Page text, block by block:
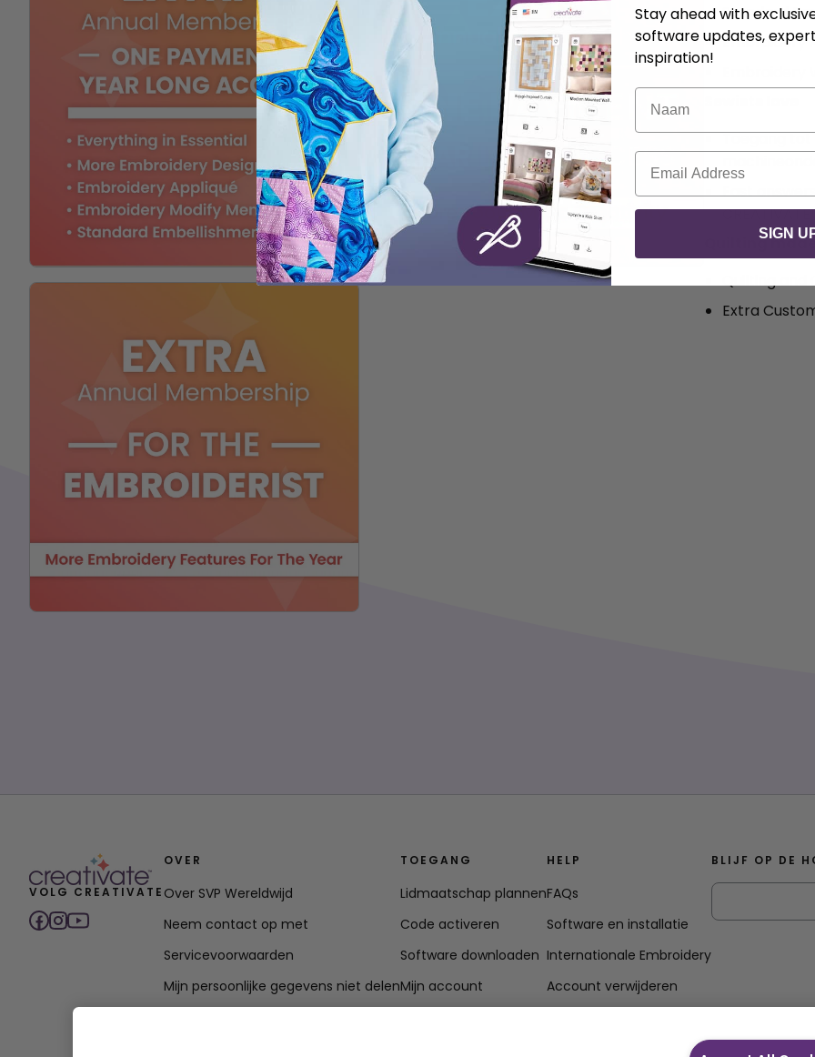
Standard
Embroidery
Toegang tot
Fast
Quilting made
Quilting and
Extra
VOLG CREATIVATE
OVER
Over SVP Wereldwijd
Neem contact op met
Servicevoorwaarden
Mijn persoonlijke gegevens niet delen
TOEGANG
Lidmaatschap plannen
Code activeren
Software downloaden
Mijn account
HELP
FAQs
Software en installatie
Internationale Embroidery
Account verwijderen
BLIJF OP DE
Stay ahead with
software updates,
inspiration!
Naam
E-mail
SIGN